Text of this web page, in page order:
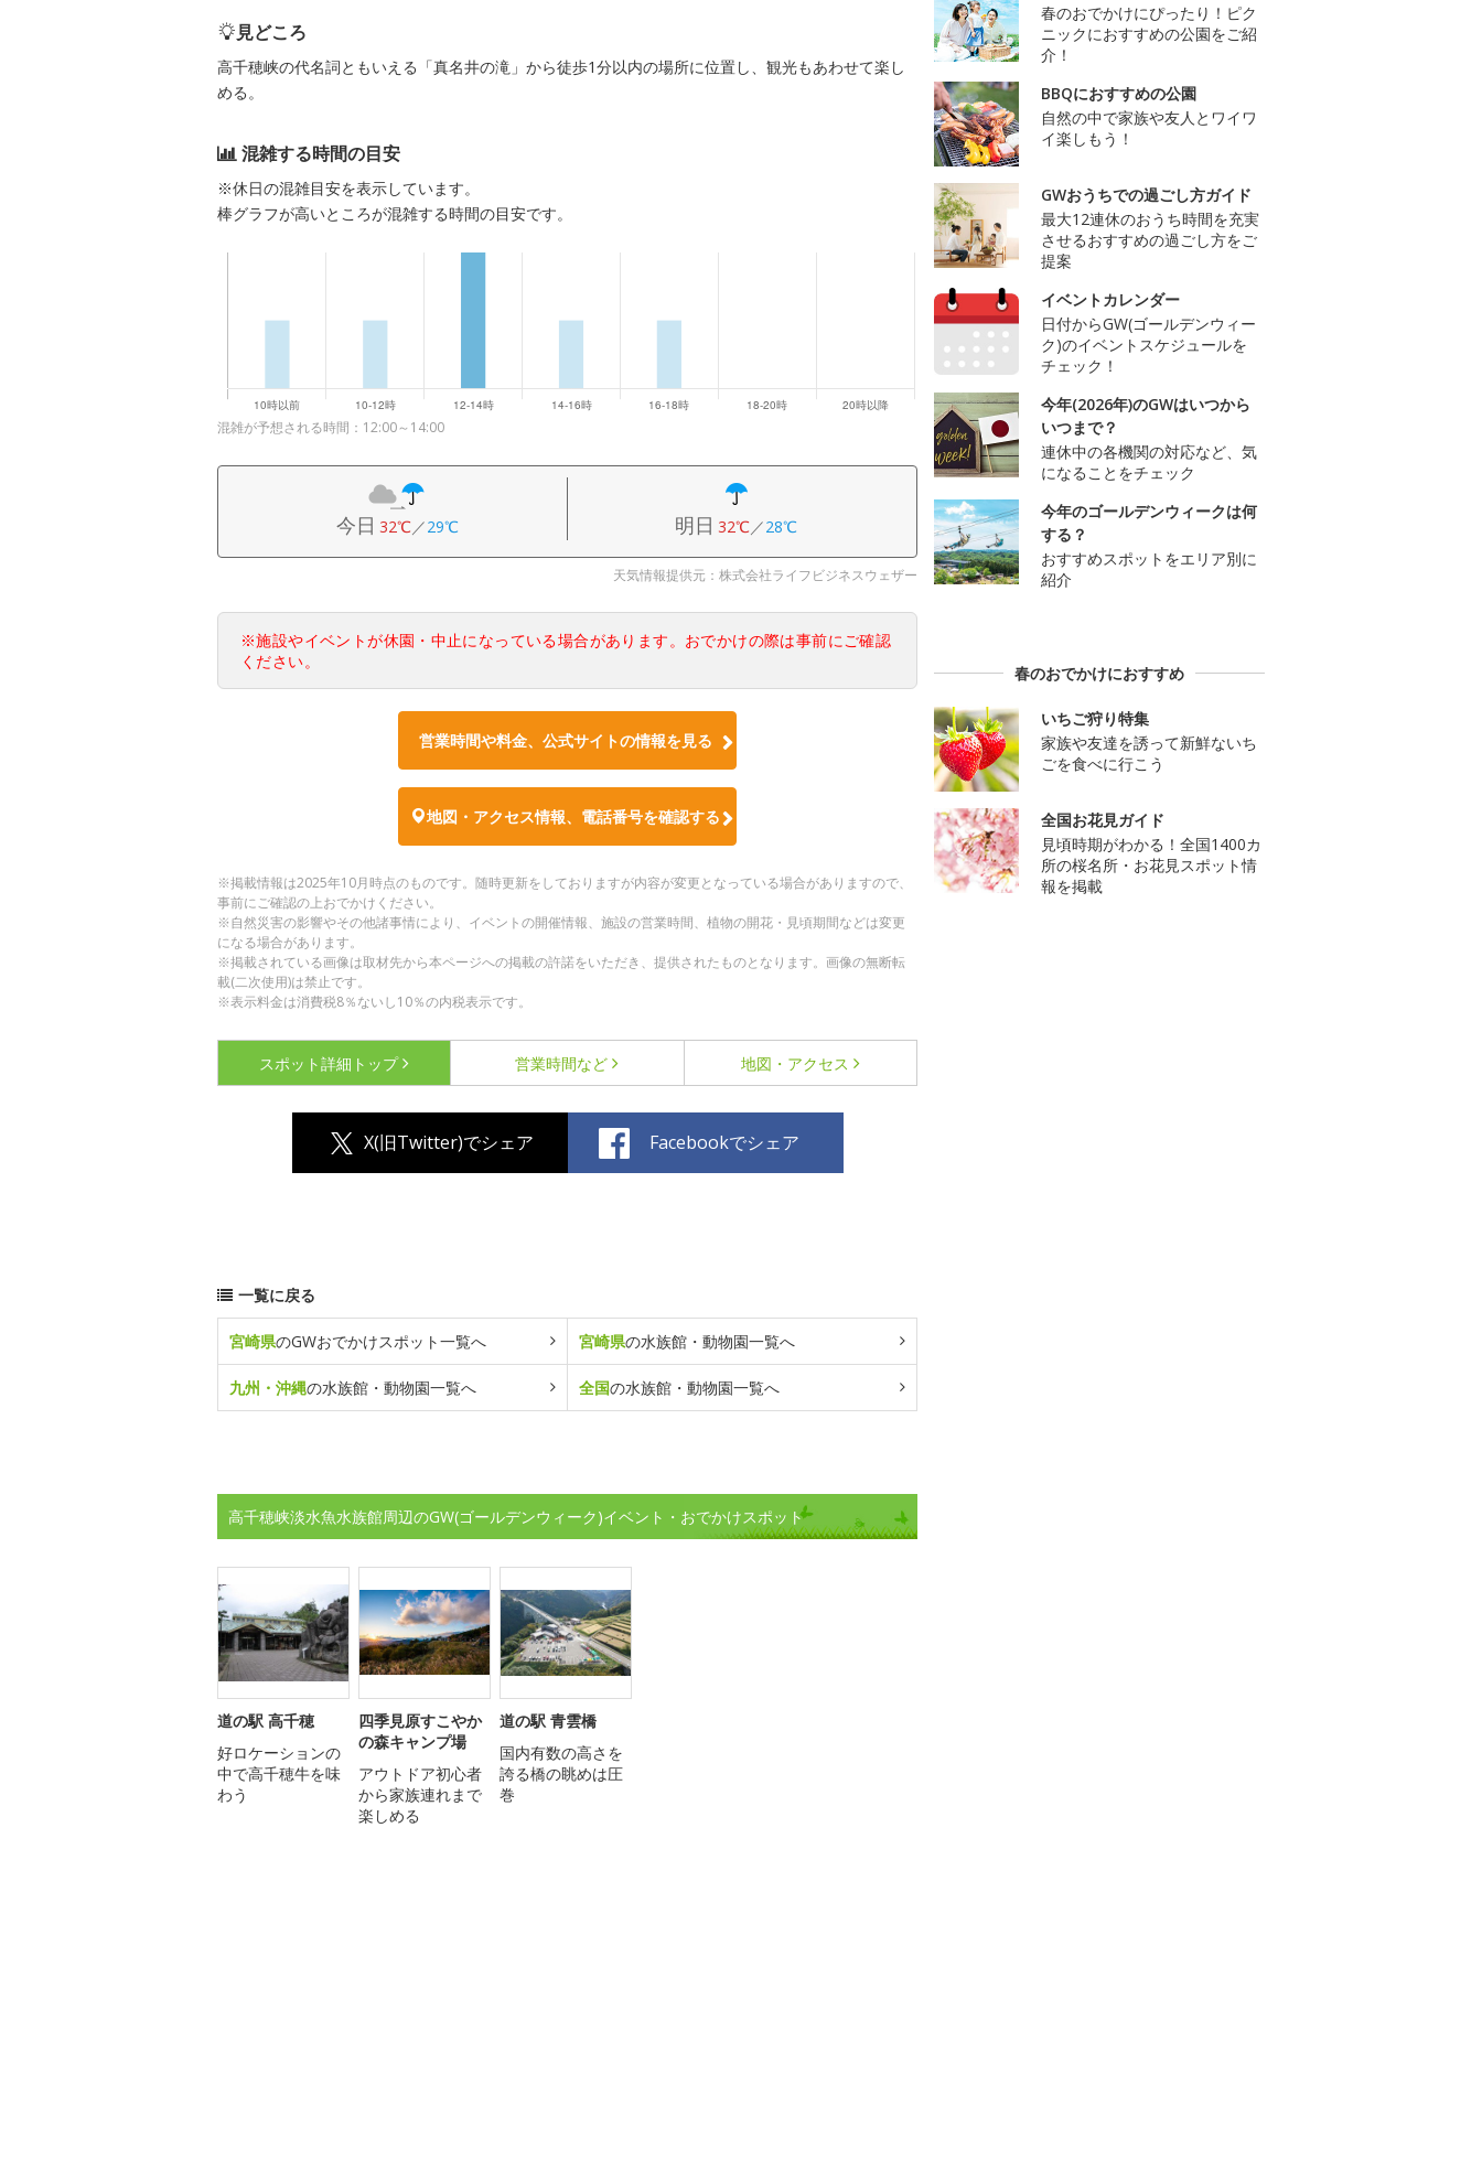
見どころ
高千穂峡の代名詞ともいえる「真名井の滝」から徒歩1分以内の場所に位置し、観光もあわせて楽し
める。
混雑する時間の目安
※休日の混雑目安を表示しています。
棒グラフが高いところが混雑する時間の目安です。
混雑が予想される時間：12:00～14:00
今日 32℃／29℃ 明日 32℃／28℃
天気情報提供元：株式会社ライフビジネスウェザー
※施設やイベントが休園・中止になっている場合があります。おでかけの際は事前にご確認
ください。
営業時間や料金、公式サイトの情報を見る
地図・アクセス情報、電話番号を確認する
※掲載情報は2025年10月時点のものです。随時更新をしておりますが内容が変更となっている場合がありますので、
事前にご確認の上おでかけください。
※自然災害の影響やその他諸事情により、イベントの開催情報、施設の営業時間、植物の開花・見頃期間などは変更
になる場合があります。
※掲載されている画像は取材先から本ページへの掲載の許諾をいただき、提供されたものとなります。画像の無断転
載(二次使用)は禁止です。
※表示料金は消費税8％ないし10％の内税表示です。
スポット詳細 トップ 営業時間など 地図・アクセス
X(旧Twitter)でシェア Facebookでシェア
一覧に戻る
宮崎県のGWおでかけスポット一覧へ 宮崎県の水族館・動物園一覧へ
九州・沖縄の水族館・動物園一覧へ 全国の水族館・動物園一覧へ
高千穂峡淡水魚水族館周辺のGW(ゴールデンウィーク)イベント・おでかけスポット
道の駅 高千穂
好ロケーションの
中で高千穂牛を味
わう
四季見原すこやか
の森キャンプ場
アウトドア初心者
から家族連れまで
楽しめる
道の駅 青雲橋
国内有数の高さを
誇る橋の眺めは圧
巻
春のおでかけにぴったり！ピク
ニックにおすすめの公園をご紹
介！
BBQにおすすめの公園
自然の中で家族や友人とワイワ
イ楽しもう！
GWおうちでの過ごし方ガイド
最大12連休のおうち時間を充実
させるおすすめの過ごし方をご
提案
イベントカレンダー
日付からGW(ゴールデンウィー
ク)のイベントスケジュールを
チェック！
今年(2026年)のGWはいつから
いつまで？
連休中の各機関の対応など、気
になることをチェック
今年のゴールデンウィークは何
する？
おすすめスポットをエリア別に
紹介
春のおでかけにおすすめ
いちご狩り特集
家族や友達を誘って新鮮ないち
ごを食べに行こう
全国お花見ガイド
見頃時期がわかる！全国1400カ
所の桜名所・お花見スポット情
報を掲載